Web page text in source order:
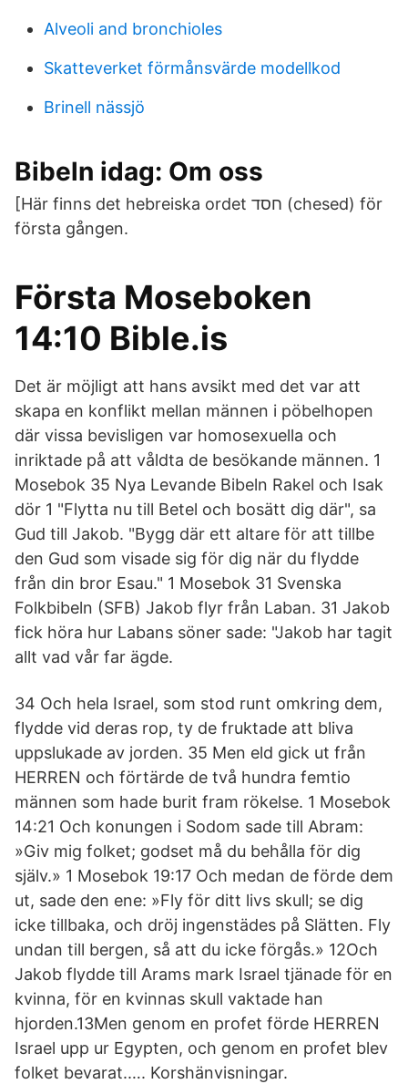
Alveoli and bronchioles
Skatteverket förmånsvärde modellkod
Brinell nässjö
Bibeln idag: Om oss
[Här finns det hebreiska ordet חסד (chesed) för
första gången.
Första Moseboken
14:10 Bible.is
Det är möjligt att hans avsikt med det var att
skapa en konflikt mellan männen i pöbelhopen
där vissa bevisligen var homosexuella och
inriktade på att våldta de besökande männen. 1
Mosebok 35 Nya Levande Bibeln Rakel och Isak
dör 1 "Flytta nu till Betel och bosätt dig där", sa
Gud till Jakob. "Bygg där ett altare för att tillbe
den Gud som visade sig för dig när du flydde
från din bror Esau." 1 Mosebok 31 Svenska
Folkbibeln (SFB) Jakob flyr från Laban. 31 Jakob
fick höra hur Labans söner sade: "Jakob har tagit
allt vad vår far ägde.
34 Och hela Israel, som stod runt omkring dem,
flydde vid deras rop, ty de fruktade att bliva
uppslukade av jorden. 35 Men eld gick ut från
HERREN och förtärde de två hundra femtio
männen som hade burit fram rökelse. 1 Mosebok
14:21 Och konungen i Sodom sade till Abram:
»Giv mig folket; godset må du behålla för dig
själv.» 1 Mosebok 19:17 Och medan de förde dem
ut, sade den ene: »Fly för ditt livs skull; se dig
icke tillbaka, och dröj ingenstädes på Slätten. Fly
undan till bergen, så att du icke förgås.» 12Och
Jakob flydde till Arams mark Israel tjänade för en
kvinna, för en kvinnas skull vaktade han
hjorden.13Men genom en profet förde HERREN
Israel upp ur Egypten, och genom en profet blev
folket bevarat.…. Korshänvisningar.